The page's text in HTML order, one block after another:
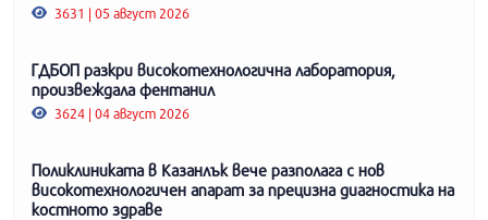
3631 | 05 август 2026
ГДБОП разкри високотехнологична лаборатория,
произвеждала фентанил
3624 | 04 август 2026
Поликлиниката в Казанлък вече разполага с нов
високотехнологичен апарат за прецизна диагностика на
костното здраве